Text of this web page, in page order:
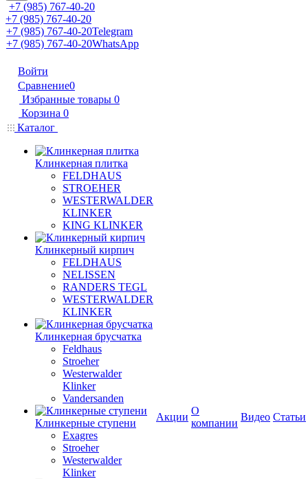
+7 (985) 767-40-20
+7 (985) 767-40-20
+7 (985) 767-40-20Telegram
+7 (985) 767-40-20WhatsApp
Войти
Сравнение0
Избранные товары 0
Корзина 0
Каталог
Клинкерная плитка
FELDHAUS
STROEHER
WESTERWALDER
KLINKER
KING KLINKER
Клинкерный кирпич
FELDHAUS
NELISSEN
RANDERS TEGL
WESTERWALDER
KLINKER
Клинкерная брусчатка
Feldhaus
Stroeher
Westerwalder
Klinker
Vandersanden
Клинкерные ступени
Exagres
Stroeher
Westerwalder
Klinker
Акции
О
компании
Видео Статьи